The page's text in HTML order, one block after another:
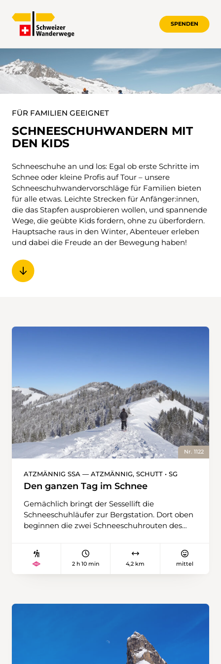
SPENDEN
SCHNEESCHUHSPASS AUCH FÜR KIDS
FÜR FAMILIEN GEEIGNET
SCHNEESCHUHWANDERN MIT
DEN KIDS
Schneeschuhe an und los: Egal ob erste Schritte im
Schnee oder kleine Profis auf Tour – unsere
Schneeschuhwandervorschläge für Familien bieten
für alle etwas. Leichte Strecken für Anfänger:innen,
die das Stapfen ausprobieren wollen, und spannende
Wege, die geübte Kids fordern, ohne zu überfordern.
Hauptsache raus in den Winter, Abenteuer erleben
und dabei die Freude an der Bewegung haben!
Nr. 1122
ATZMÄNNIG SSA — ATZMÄNNIG, SCHUTT • SG
Den ganzen Tag im Schnee
Gemächlich bringt der Sessellift die
Schneeschuhläufer zur Bergstation. Dort oben
beginnen die zwei Schneeschuhrouten des
Schneeschuhe angeschnallt werden,
geniessen die, welche an einem Vitamin-D-
Defizit leiden, die Aussicht auf die Alpen und
Sesselliftstation beginnt die signalisierte
zunächst den Berg hoch. Hier stehen Rigi,
Churfirsten, Säntis und die Berge von
Österreich in Reih und Glied. Die
2 h 10 min 4,2 km mittel